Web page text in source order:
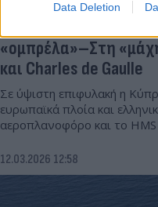
Data Deletion
«ομπρέλα»–Στη
και Charles de Gaulle
Σε ύψιστη επιφυλακή η
ευρωπαϊκά πλοία και
αεροπλανοφόρο και το
12.03.2026 12:58